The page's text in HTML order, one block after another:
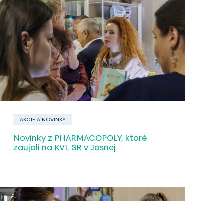
AKCIE A NOVINKY
Novinky z PHARMACOPOLY, ktoré
zaujali na KVL SR v Jasnej